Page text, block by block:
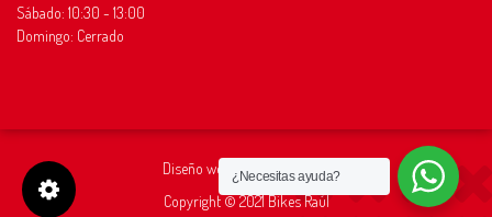
Sábado: 10:30 - 13:00
Domingo: Cerrado
Diseño web
Thira Estudio
Copyright © 2021 Bikes Raúl
¿Necesitas ayuda?
Configuración de Cookie Box